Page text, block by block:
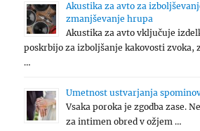
Akustika za avto za
zmanjševanje hrupa
Akustika za avto vključuje
poskrbijo za izboljšanje kakovosti zvoka,
…
Umetnost ustvarjanja
Vsaka poroka je zgodba zase.
za intimen obred v ožjem …